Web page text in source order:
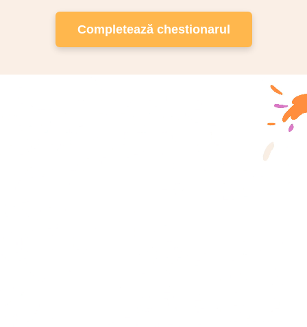
Completează chestionarul